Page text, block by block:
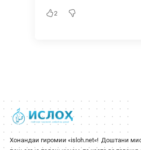
2
Хонандаи гиромии «isloh.net«! Доштани